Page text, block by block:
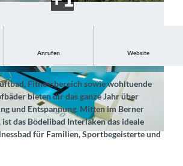
Interlaken Tourismus | CC-BY-SA
Interlaken Tou
| CC-BY-SA
© Freiluft- Hallenbad Bödeli AG, Interlaken Tou
rismus |CC-BY-SA
Anrufen Website
und geniessen – erlebe das Element
Fitnessbereich sowie wohltuende
bieten dir das ganze Jahr über
und Entspannung. Mitten im Berner
ist das Bödelibad Interlaken das ideale
für Familien, Sportbegeisterte und